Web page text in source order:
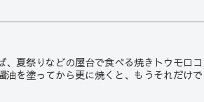
夏祭りなどの屋台で食べる焼きトウモロコ
を塗ってから更に焼くと、もうそれだけで